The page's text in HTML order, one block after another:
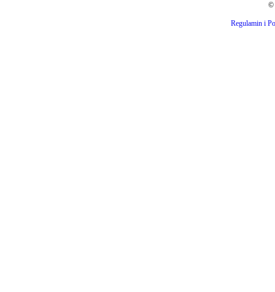
©
Regulamin i